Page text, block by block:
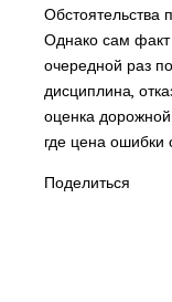
Обстоятельства
Однако сам факт
очередной раз
дисциплина,
оценка дорожной
где цена ошибки
Поделиться